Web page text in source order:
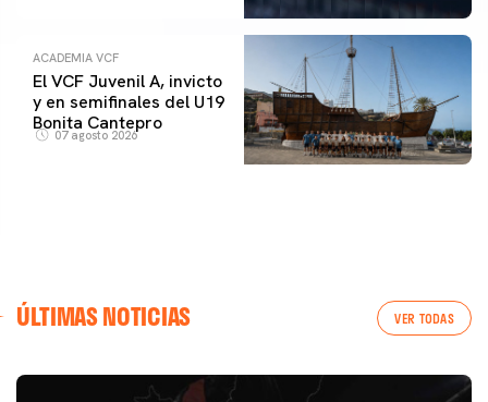
ACADEMIA VCF
El VCF Juvenil A, invicto
y en semifinales del U19
Bonita Cantepro
07 agosto 2026
ÚLTIMAS NOTICIAS VER TODAS